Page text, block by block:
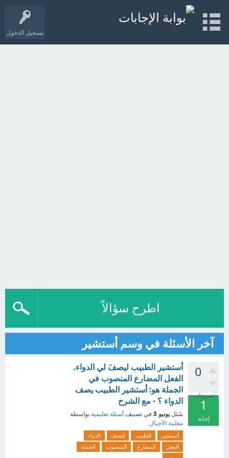
تسجيل الدخول
اطرح سؤالاً
آخر الأسئلة في وسم أستشير
0
تصويتات
1
إجابة
أستشير الطبيب ليصفَ لي الدواء.
الفعل المضارع المنصوب في
الجملة هو: أستشير الطبيب يصف
الدواء ؟ - مع الشرح
سُئل يونيو 3 في تصنيف أسئلة تعليمية بواسطة
معلمة الأجيال
أستشير الطبيب ليصفَ
الدواء
الفعل
المضارع المنصوب
الجملة